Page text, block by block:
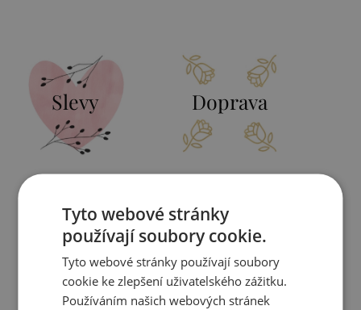
Slevy Doprava
Kontrola Výměna
Tyto webové stránky
používají soubory cookie.
Tyto webové stránky používají soubory
cookie ke zlepšení uživatelského zážitku.
Používáním našich webových stránek